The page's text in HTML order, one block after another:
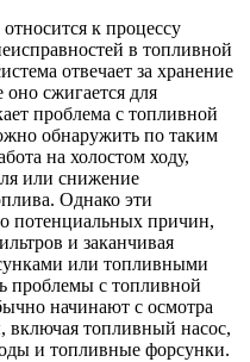
к процессу
в топливной
отвечает за хранение
оно сжигается для
проблема с топливной
обнаружить по таким
на холостом ходу,
или снижение
Однако эти
потенциальных причин,
и заканчивая
или топливными
проблемы с топливной
начинают с осмотра
включая топливный насос,
и топливные форсунки.